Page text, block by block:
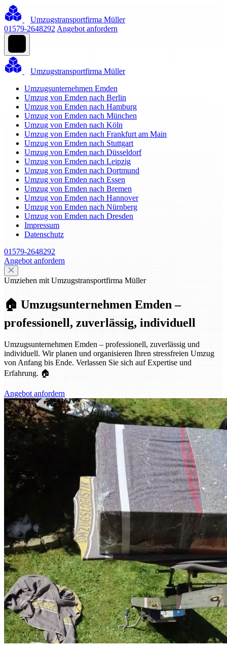
Umzugstransportfirma Müller
01579-2648292 Angebot anfordern
Umzugstransportfirma Müller
Umzugsunternehmen Emden
Umzug von Emden nach Berlin
Umzug von Emden nach Hamburg
Umzug von Emden nach München
Umzug von Emden nach Köln
Umzug von Emden nach Frankfurt am Main
Umzug von Emden nach Stuttgart
Umzug von Emden nach Düsseldorf
Umzug von Emden nach Leipzig
Umzug von Emden nach Dortmund
Umzug von Emden nach Essen
Umzug von Emden nach Bremen
Umzug von Emden nach Hannover
Umzug von Emden nach Nürnberg
Umzug von Emden nach Dresden
Impressum
Datenschutz
01579-2648292
Angebot anfordern
Umziehen mit Umzugstransportfirma Müller
🏠 Umzugsunternehmen Emden –
professionell, zuverlässig, individuell
Umzugsunternehmen Emden – professionell, zuverlässig und
individuell. Wir planen und organisieren Ihren stressfreien Umzug
von Anfang bis Ende. Verlassen Sie sich auf Expertise und
Erfahrung. 🏠
Angebot anfordern